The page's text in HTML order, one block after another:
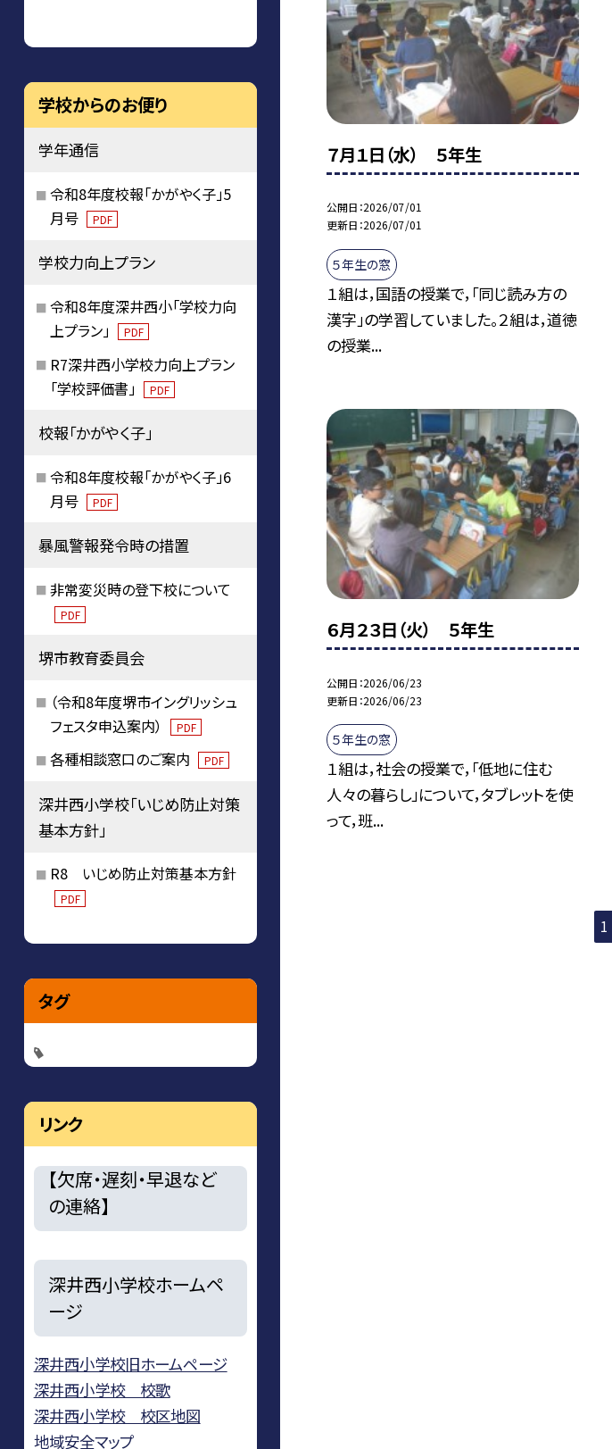
７月１日（水） ５年生
公開日 2026/07/01
更新日 2026/07/01
５年生の窓
１組は，国語の授業で，「同じ読み方の
漢字」の学習していました。２組は，道徳
の授業...
６月２３日（火） ５年生
公開日 2026/06/23
更新日 2026/06/23
５年生の窓
１組は，社会の授業で，「低地に住む
人々の暮らし」について，タブレットを使
って，班...
1
学校からのお便り
学年通信
令和8年度校報「かがやく子」5
月号
PDF
学校力向上プラン
令和8年度深井西小「学校力向
上プラン」
PDF
R7深井西小学校力向上プラン
「学校評価書」
PDF
校報「かがやく子」
令和8年度校報「かがやく子」6
月号
PDF
暴風警報発令時の措置
非常変災時の登下校について
PDF
堺市教育委員会
（令和8年度堺市イングリッシュ
フェスタ申込案内）
PDF
各種相談窓口のご案内 PDF
深井西小学校「いじめ防止対策
基本方針」
R8 いじめ防止対策基本方針
PDF
タグ
リンク
【欠席・遅刻・早退など
の連絡】
深井西小学校ホームペ
ージ
深井西小学校旧ホームページ
深井西小学校 校歌
深井西小学校 校区地図
地域安全マップ